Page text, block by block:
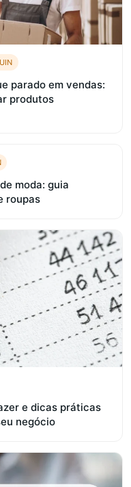
parado em vendas:
produtos
moda: guia
roupas
e dicas práticas
negócio